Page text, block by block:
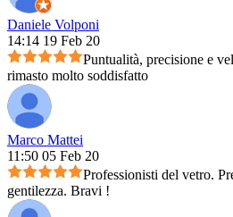
Daniele Volponi
14:14 19 Feb 20
Puntualità, precisione e
rimasto molto soddisfatto
Marco Mattei
11:50 05 Feb 20
Professionisti del vetro.
gentilezza. Bravi !